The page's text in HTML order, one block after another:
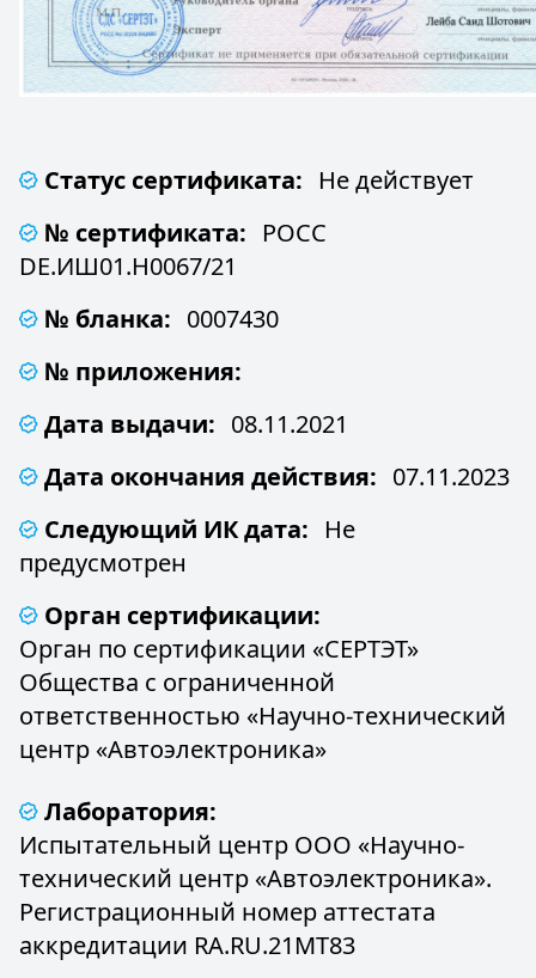
Статус сертификата: Не действует
№ сертификата: РОСС
DE.ИШ01.Н0067/21
№ бланка: 0007430
№ приложения:
Дата выдачи: 08.11.2021
Дата окончания действия: 07.11.2023
Следующий ИК дата: Не
предусмотрен
Орган сертификации:
Орган по сертификации «СЕРТЭТ»
Общества с ограниченной
ответственностью «Научно-технический
центр «Автоэлектроника»
Лаборатория:
Испытательный центр ООО «Научно-
технический центр «Автоэлектроника».
Регистрационный номер аттестата
аккредитации RA.RU.21MT83